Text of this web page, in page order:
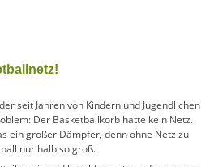
seit Jahren von Kindern und Jugendlichen
Der Basketballkorb hatte kein Netz.
ein großer Dämpfer, denn ohne Netz zu
nur halb so groß.